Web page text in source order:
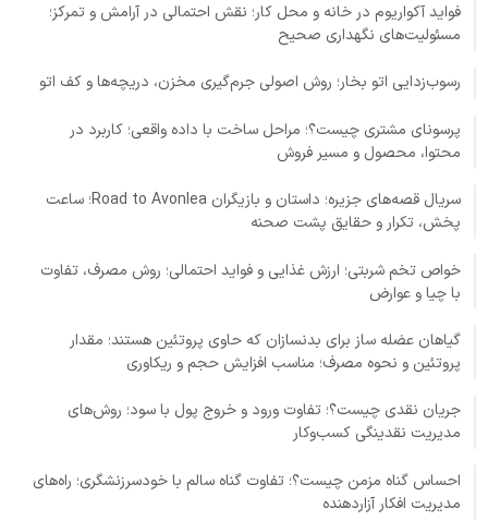
فواید آکواریوم در خانه و محل کار؛ نقش احتمالی در آرامش و تمرکز؛
مسئولیت‌های نگهداری صحیح
رسوب‌زدایی اتو بخار؛ روش اصولی جرم‌گیری مخزن، دریچه‌ها و کف اتو
پرسونای مشتری چیست؟؛ مراحل ساخت با داده واقعی؛ کاربرد در
محتوا، محصول و مسیر فروش
سریال قصه‌های جزیره؛ داستان و بازیگران Road to Avonlea؛ ساعت
پخش، تکرار و حقایق پشت صحنه
خواص تخم شربتی؛ ارزش غذایی و فواید احتمالی؛ روش مصرف، تفاوت
با چیا و عوارض
گیاهان عضله ساز برای بدنسازان که حاوی پروتئین هستند؛ مقدار
پروتئین و نحوه مصرف؛ مناسب افزایش حجم و ریکاوری
جریان نقدی چیست؟؛ تفاوت ورود و خروج پول با سود؛ روش‌های
مدیریت نقدینگی کسب‌وکار
احساس گناه مزمن چیست؟؛ تفاوت گناه سالم با خودسرزنشگری؛ راه‌های
مدیریت افکار آزاردهنده